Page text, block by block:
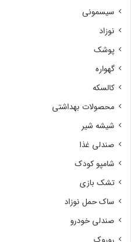
سیسمونی
نوزاد
پوشک
گهواره
کالسکه
محصولات بهداشتی
شیشه شیر
صندلی غذا
شامپو کودک
تشک بازی
ساک حمل نوزاد
صندلی خودرو